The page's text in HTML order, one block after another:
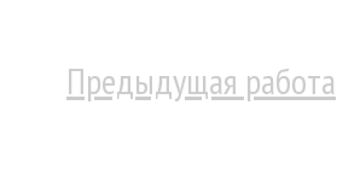
Предыдущая работа